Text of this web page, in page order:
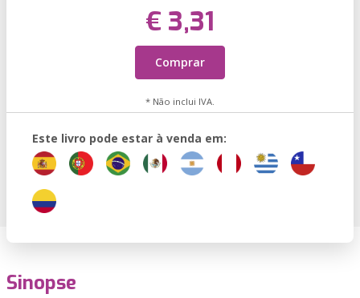
€ 3,31
Comprar
* Não inclui IVA.
Este livro pode estar à venda em:
Sinopse